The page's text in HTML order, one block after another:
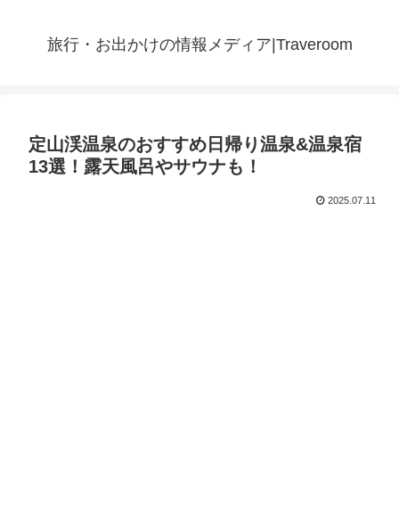
旅行・お出かけの情報メディア|Traveroom
定山渓温泉のおすすめ日帰り温泉&温泉宿
13選！露天風呂やサウナも！
2025.07.11